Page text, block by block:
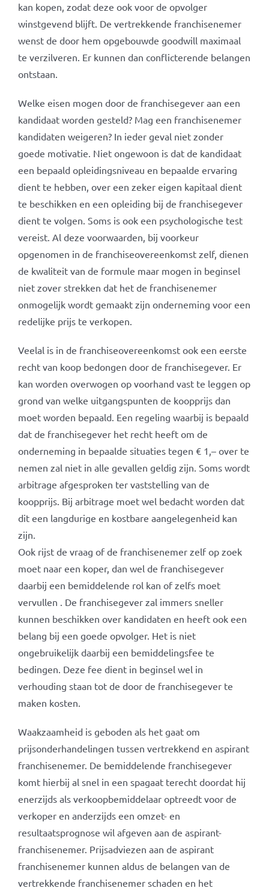
kan kopen, zodat deze ook voor de opvolger
winstgevend blijft. De vertrekkende franchisenemer
wenst de door hem opgebouwde goodwill maximaal
te verzilveren. Er kunnen dan conflicterende belangen
ontstaan.
Welke eisen mogen door de franchisegever aan een
kandidaat worden gesteld? Mag een franchisenemer
kandidaten weigeren? In ieder geval niet zonder
goede motivatie. Niet ongewoon is dat de kandidaat
een bepaald opleidingsniveau en bepaalde ervaring
dient te hebben, over een zeker eigen kapitaal dient
te beschikken en een opleiding bij de franchisegever
dient te volgen. Soms is ook een psychologische test
vereist. Al deze voorwaarden, bij voorkeur
opgenomen in de franchiseovereenkomst zelf, dienen
de kwaliteit van de formule maar mogen in beginsel
niet zover strekken dat het de franchisenemer
onmogelijk wordt gemaakt zijn onderneming voor een
redelijke prijs te verkopen.
Veelal is in de franchiseovereenkomst ook een eerste
recht van koop bedongen door de franchisegever. Er
kan worden overwogen op voorhand vast te leggen op
grond van welke uitgangspunten de koopprijs dan
moet worden bepaald. Een regeling waarbij is bepaald
dat de franchisegever het recht heeft om de
onderneming in bepaalde situaties tegen € 1,– over te
nemen zal niet in alle gevallen geldig zijn. Soms wordt
arbitrage afgesproken ter vaststelling van de
koopprijs. Bij arbitrage moet wel bedacht worden dat
dit een langdurige en kostbare aangelegenheid kan
zijn.
Ook rijst de vraag of de franchisenemer zelf op zoek
moet naar een koper, dan wel de franchisegever
daarbij een bemiddelende rol kan of zelfs moet
vervullen . De franchisegever zal immers sneller
kunnen beschikken over kandidaten en heeft ook een
belang bij een goede opvolger. Het is niet
ongebruikelijk daarbij een bemiddelingsfee te
bedingen. Deze fee dient in beginsel wel in
verhouding staan tot de door de franchisegever te
maken kosten.
Waakzaamheid is geboden als het gaat om
prijsonderhandelingen tussen vertrekkend en aspirant
franchisenemer. De bemiddelende franchisegever
komt hierbij al snel in een spagaat terecht doordat hij
enerzijds als verkoopbemiddelaar optreedt voor de
verkoper en anderzijds een omzet- en
resultaatsprognose wil afgeven aan de aspirant-
franchisenemer. Prijsadviezen aan de aspirant
franchisenemer kunnen aldus de belangen van de
vertrekkende franchisenemer schaden en het